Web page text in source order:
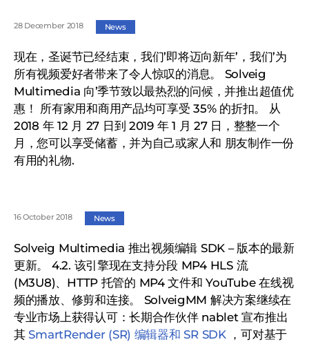
28 December 2018 News
现在，圣诞节已经结束，我们’即将迈向新年’，我们’为
所有视频爱好者带来了令人惊叹的消息。 Solveig
Multimedia 向’季节致以最热烈的问候，并推出超值优
惠！ 所有家用和商用产品均可享受 35% 的折扣。 从
2018 年 12 月 27 日到 2019 年 1 月 27 日，整整一个
月，您可以享受储蓄，并为自己或家人和 朋友制作一份
有用的礼物.
16 October 2018 News
Solveig Multimedia 推出视频编辑 SDK – 版本的最新
更新。 4.2. 该引擎现在支持分段 MP4 HLS 流
(M3U8)、HTTP 托管的 MP4 文件和 YouTube 在线视
频的播放、修剪和连接。 SolveigMM 解决方案继续在
专业市场上获得认可：长期合作伙伴 nablet 宣布推出
其SmartRender (SR) 编辑器和 SR SDK，可对基于